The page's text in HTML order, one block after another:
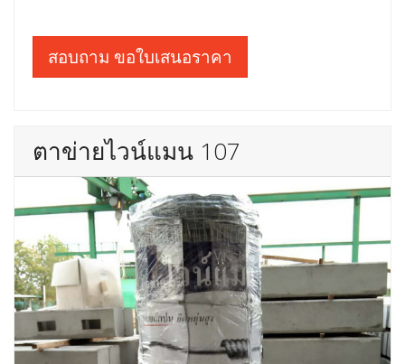
สอบถาม ขอใบเสนอราคา
ตาข่ายไวน์แมน 107